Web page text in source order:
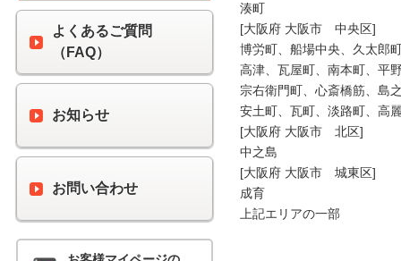
湊町
[大阪府 大阪市　中央区]
博労町、船場中央、久太郎
高津、瓦屋町、南本町、平
宗右衛門町、心斎橋筋、島
安土町、瓦町、淡路町、高
[大阪府 大阪市　北区]
中之島
[大阪府 大阪市　城東区]
成育
上記エリアの一部
よくあるご質問
（FAQ）
お知らせ
お問い合わせ